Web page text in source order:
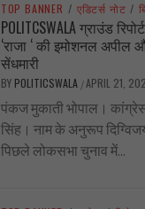
TOP BANNER / एडिटर्स नोट /
POLITCSWALA ग्राउंड
‘राजा ‘ की इमोशनल
सेंधमारी
BY POLITICSWALA /APRIL 21,
पंकज मुकाती भोपाल।
सिंह। नाम के अनुरूप
पिछले लोकसभा चुनाव में...